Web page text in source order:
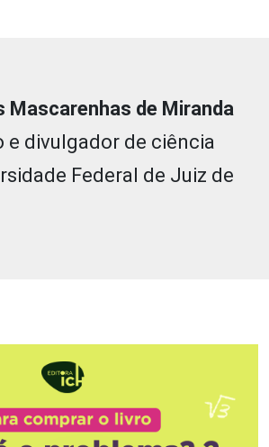
Mascarenhas de Miranda
e divulgador de ciência
Federal de Juiz de